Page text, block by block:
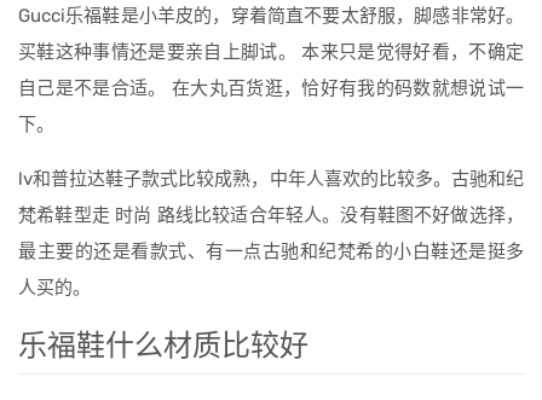
Gucci乐福鞋是小羊皮的，穿着简直不要太舒服，脚感非常好。
买鞋这种事情还是要亲自上脚试。 本来只是觉得好看，不确定
自己是不是合适。 在大丸百货逛，恰好有我的码数就想说试一
下。
lv和普拉达鞋子款式比较成熟，中年人喜欢的比较多。古驰和纪
梵希鞋型走 时尚 路线比较适合年轻人。没有鞋图不好做选择，
最主要的还是看款式、有一点古驰和纪梵希的小白鞋还是挺多
人买的。
乐福鞋什么材质比较好